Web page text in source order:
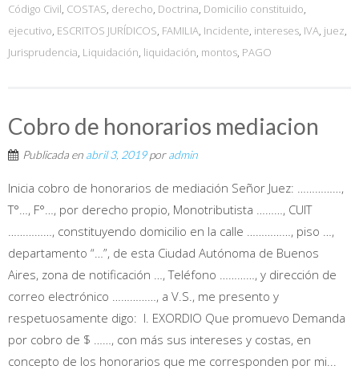
Código Civil, COSTAS, derecho, Doctrina, Domicilio constituido,
ejecutivo, ESCRITOS JURÍDICOS, FAMILIA, Incidente, intereses, IVA, juez,
Jurisprudencia, Liquidación, liquidación, montos, PAGO
Cobro de honorarios mediacion
Publicada en abril 3, 2019poradmin
Inicia cobro de honorarios de mediación Señor Juez: ……………,
T°…, F°…, por derecho propio, Monotributista ………, CUIT
……………, constituyendo domicilio en la calle ……………, piso …,
departamento “…”, de esta Ciudad Autónoma de Buenos
Aires, zona de notificación …, Teléfono …………, y dirección de
correo electrónico ……………, a V.S., me presento y
respetuosamente digo: I. EXORDIO Que promuevo Demanda
por cobro de $ ……, con más sus intereses y costas, en
concepto de los honorarios que me corresponden por mi...